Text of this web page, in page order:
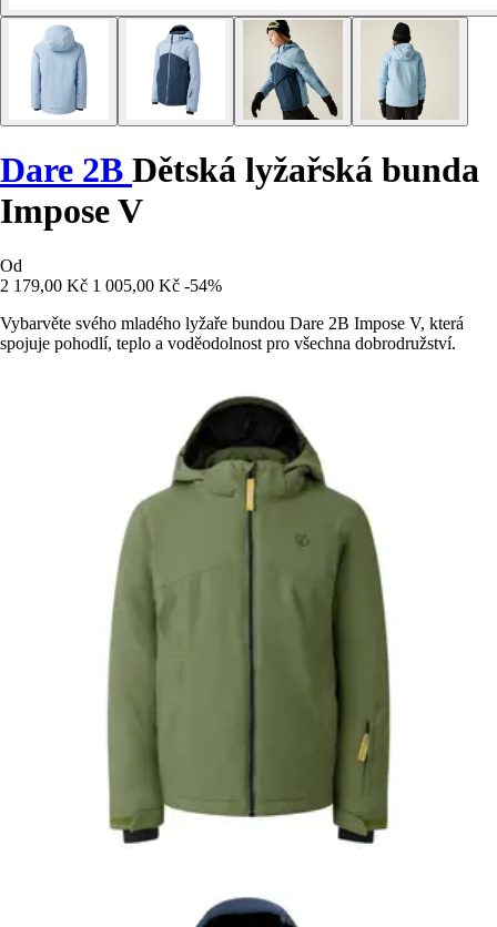
Dare 2B Dětská lyžařská bunda
Impose V
Od
2 179,00 Kč 1 005,00 Kč -54%
Vybarvěte svého mladého lyžaře bundou Dare 2B Impose V, která
spojuje pohodlí, teplo a voděodolnost pro všechna dobrodružství.